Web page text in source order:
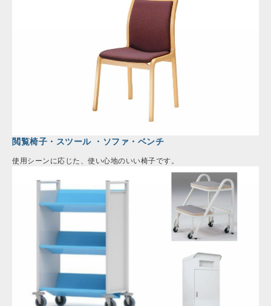
閲覧椅子・スツール ・ソファ・ベンチ
使用シーンに応じた、使い心地のいい椅子です。